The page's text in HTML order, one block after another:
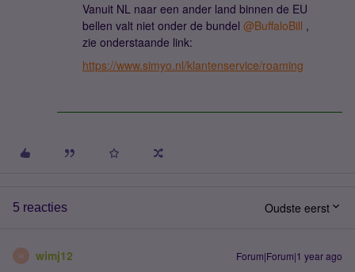
Vanuit NL naar een ander land binnen de EU
bellen valt niet onder de bundel @BuffaloBill ,
zie onderstaande link:
https://www.simyo.nl/klantenservice/roaming
5 reacties Oudste eerst
W wimj12 Forum|Forum|1 year ago